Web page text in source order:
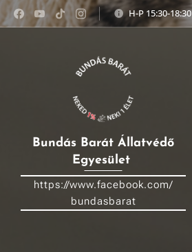
H-P 15:30-18:30
Bundás Barát Állatvédő
Egyesület
https://www.facebook.com/
bundasbarat